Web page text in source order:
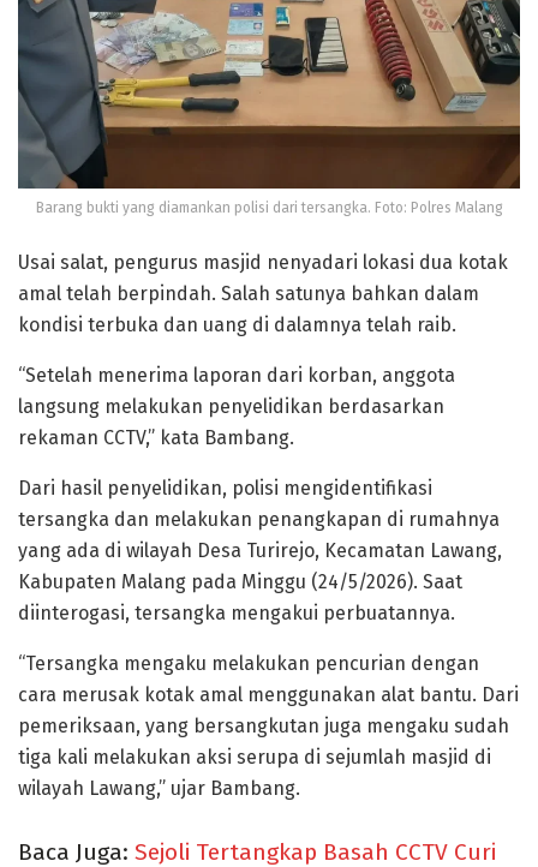
Barang bukti yang diamankan polisi dari tersangka. Foto: Polres Malang
Usai salat, pengurus masjid nenyadari lokasi dua kotak
amal telah berpindah. Salah satunya bahkan dalam
kondisi terbuka dan uang di dalamnya telah raib.
“Setelah menerima laporan dari korban, anggota
langsung melakukan penyelidikan berdasarkan
rekaman CCTV,” kata Bambang.
Dari hasil penyelidikan, polisi mengidentifikasi
tersangka dan melakukan penangkapan di rumahnya
yang ada di wilayah Desa Turirejo, Kecamatan Lawang,
Kabupaten Malang pada Minggu (24/5/2026). Saat
diinterogasi, tersangka mengakui perbuatannya.
“Tersangka mengaku melakukan pencurian dengan
cara merusak kotak amal menggunakan alat bantu. Dari
pemeriksaan, yang bersangkutan juga mengaku sudah
tiga kali melakukan aksi serupa di sejumlah masjid di
wilayah Lawang,” ujar Bambang.
Baca Juga: Sejoli Tertangkap Basah CCTV Curi